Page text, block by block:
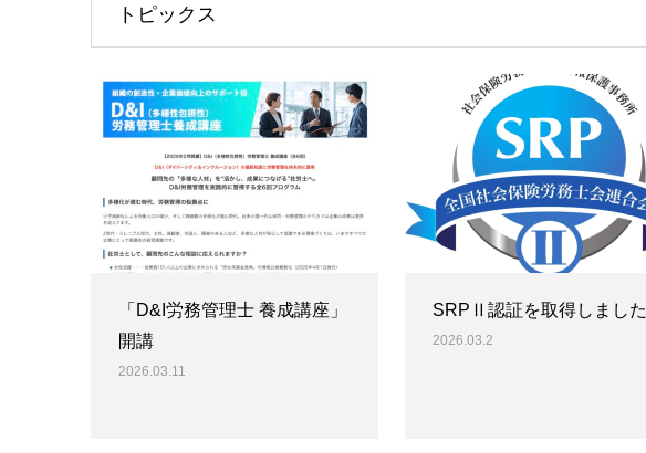
トピックス
「D&I労務管理士 養成講座」
開講
2026.03.11
SRPⅡ認証を取得しました
2026.03.2